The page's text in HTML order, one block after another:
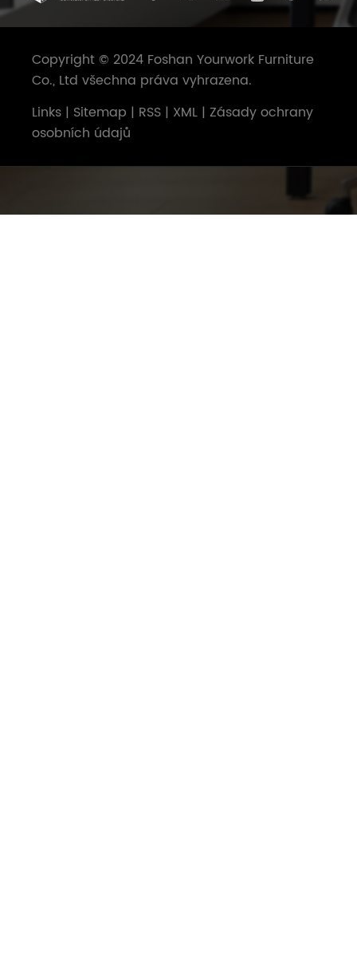
Copyright © 2024 Foshan Yourwork Furniture
Co., Ltd všechna práva vyhrazena.
Links | Sitemap | RSS | XML | Zásady ochrany
osobních údajů